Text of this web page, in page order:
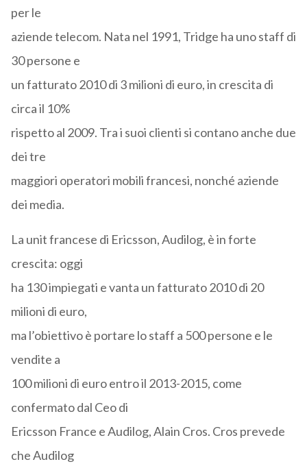
per le
aziende telecom. Nata nel 1991, Tridge ha uno staff di
30 persone e
un fatturato 2010 di 3 milioni di euro, in crescita di
circa il 10%
rispetto al 2009. Tra i suoi clienti si contano anche due
dei tre
maggiori operatori mobili francesi, nonché aziende
dei media.
La unit francese di Ericsson, Audilog, è in forte
crescita: oggi
ha 130 impiegati e vanta un fatturato 2010 di 20
milioni di euro,
ma l’obiettivo è portare lo staff a 500 persone e le
vendite a
100 milioni di euro entro il 2013-2015, come
confermato dal Ceo di
Ericsson France e Audilog, Alain Cros. Cros prevede
che Audilog